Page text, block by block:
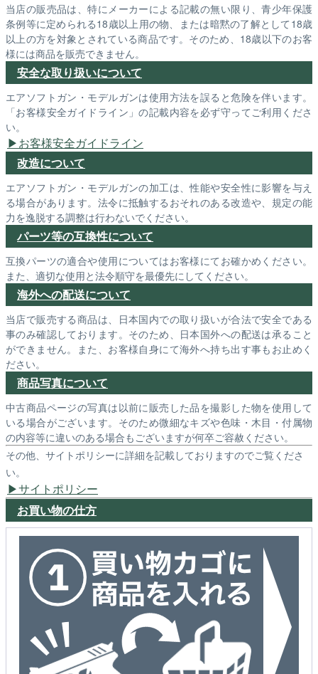
当店の販売品は、特にメーカーによる記載の無い限り、青少年保護
条例等に定められる18歳以上用の物、または暗黙の了解として18歳
以上の方を対象とされている商品です。そのため、18歳以下のお客
様には商品を販売できません。
安全な取り扱いについて
エアソフトガン・モデルガンは使用方法を誤ると危険を伴います。
「お客様安全ガイドライン」の記載内容を必ず守ってご利用くださ
い。
お客様安全ガイドライン
改造について
エアソフトガン・モデルガンの加工は、性能や安全性に影響を与え
る場合があります。法令に抵触するおそれのある改造や、規定の能
力を逸脱する調整は行わないでください。
パーツ等の互換性について
互換パーツの適合や使用についてはお客様にてお確かめください。
また、適切な使用と法令順守を最優先にしてください。
海外への配送について
当店で販売する商品は、日本国内での取り扱いが合法で安全である
事のみ確認しております。そのため、日本国外への配送は承ること
ができません。また、お客様自身にて海外へ持ち出す事もお止めく
ださい。
商品写真について
中古商品ページの写真は以前に販売した品を撮影した物を使用して
いる場合がございます。そのため微細なキズや色味・木目・付属物
の内容等に違いのある場合もございますが何卒ご容赦ください。
その他、サイトポリシーに詳細を記載しておりますのでご覧くださ
い。
サイトポリシー
お買い物の仕方